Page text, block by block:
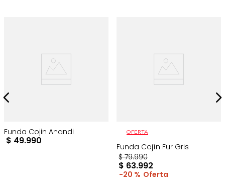
Funda Cojin Anandi
$ 49.990
OFERTA
Funda Cojín Fur Gris
$ 79.990
$ 63.992
20 %